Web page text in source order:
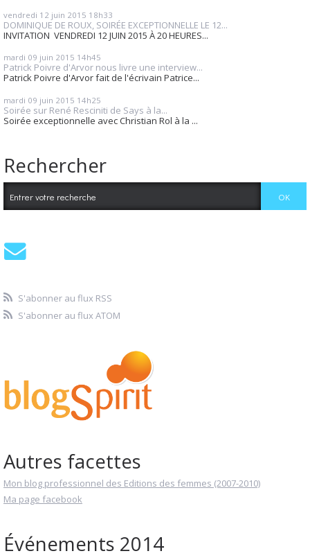
vendredi 12 juin 2015 18h33
DOMINIQUE DE ROUX, SOIRÉE EXCEPTIONNELLE LE 12...
INVITATION VENDREDI 12 JUIN 2015 À 20 HEURES...
mardi 09 juin 2015 14h45
Patrick Poivre d'Arvor nous livre une interview...
Patrick Poivre d'Arvor fait de l'écrivain Patrice...
mardi 09 juin 2015 14h25
Soirée sur René Resciniti de Says à la...
Soirée exceptionnelle avec Christian Rol à la ...
Rechercher
S'abonner au flux RSS
S'abonner au flux ATOM
Autres facettes
Mon blog professionnel des Editions des femmes (2007-2010)
Ma page facebook
Événements 2014